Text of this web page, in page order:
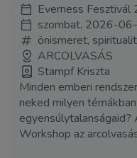
Everness Fesztivál
szombat, 2026-
önismeret,
ARCOLVASÁS
Stampf Kriszta
Minden emberi
neked milyen
egyensúlytalanságaid?
Workshop az